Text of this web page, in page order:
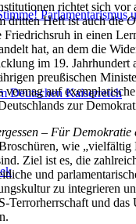
Parlamentarismus
Deutschen Kaiserreich
richtet sich vor
dritten Heft ist auch die
Friedrichsruh in einen
hat, an dem die
im 19. Jahrhundert
preußischen
vermag auf
zur
– Für Demokratie
wie „vielfältig
Ziel ist es, die
und
zu integrieren
Terrorherrschaft und